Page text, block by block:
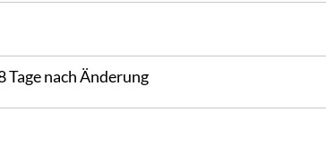
nach Änderung